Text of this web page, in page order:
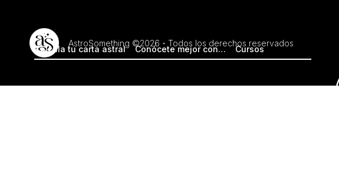
Calcula tu carta astral Conócete mejor con… Cursos
AstroSomething ©2026・Todos los derechos reservados